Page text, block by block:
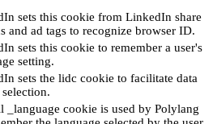
sets this cookie from LinkedIn share
and ad tags to recognize browser ID.
sets this cookie to remember a user's
setting.
sets the lidc cookie to facilitate data
_language cookie is used by Polylang